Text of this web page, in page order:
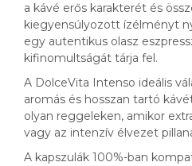
a kávé erős karakterét és
kiegyensúlyozott ízélményt
egy autentikus olasz
kifinomultságát tárja fel.
A DolceVita Intenso ideális
aromás és hosszan tartó
olyan reggeleken, amikor
vagy az intenzív élvezet
A kapszulák 100%-ban